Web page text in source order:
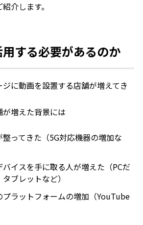
介します。
する必要があるのか
に動画を設置する店舗が増えてき
増えた背景には
ってきた（5G対応機器の増加な
イスを手に取る人が増えた（PCだ
ブレットなど）
ラットフォームの増加（YouTube